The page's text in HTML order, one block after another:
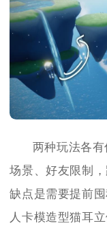
两种玩法各
场景、好友限制
缺点是需要提前
人卡模造型猫耳